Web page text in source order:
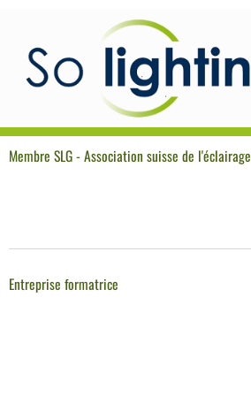
Membre SLG - Association suisse de l'éclairage
Entreprise formatrice